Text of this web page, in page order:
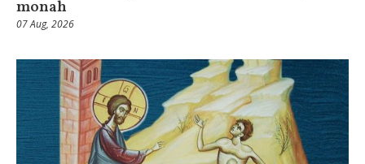
monah
07 Aug, 2026